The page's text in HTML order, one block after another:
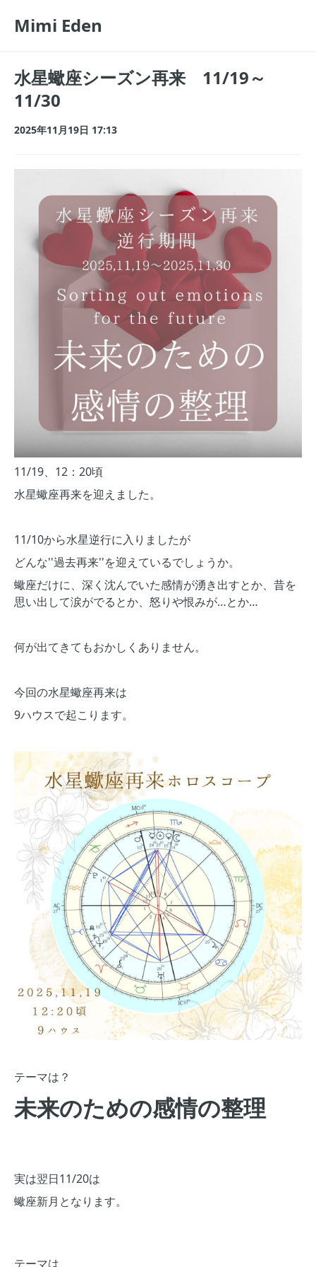
Mimi Eden
水星蠍座シーズン再来 11/19～
11/30
2025年11月19日 17:13
11/19、12：20頃
水星蠍座再来を迎えました。
11/10から水星逆行に入りましたが
どんな''過去再来''を迎えているでしょうか。
蠍座だけに、深く沈んでいた感情が湧き出すとか、昔を
思い出して涙がでるとか、怒りや恨みが…とか…
何が出てきてもおかしくありません。
今回の水星蠍座再来は
9ハウスで起こります。
テーマは？
未来のための感情の整理
実は翌日11/20は
蠍座新月となります。
テーマは